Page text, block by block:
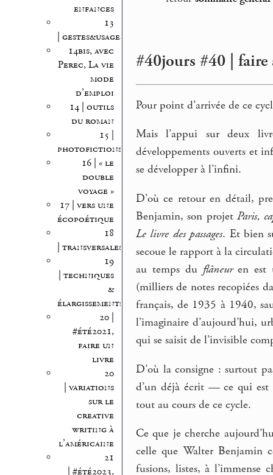
enfances
13
| gestes&usages
14bis, avec
Perec, La vie
mode
d’emploi
14 | outils
du roman
15 |
photofictions
16 | « le
double
voyage »
17 | vers une
écopoétique
18
| transversales
19
| techniques
&
élargissements
20 |
#été2021,
faire un
livre
20
| variations
sur le
creative
writing à
l’américaine
21
| #été2023,
#40jours #40 | faire
Pour point d’arrivée de ce
Mais l’appui sur deux
développements ouverts et
se développer à l’infini.
D’où ce retour en détail,
Benjamin, son projetParis,
Le livre des passages. Et bien
secoue le rapport à la
au temps du flâneuren est
(milliers de notes recopiées
français, de 1935 à 1940,
l’imaginaire d’aujourd’hui,
qui se saisit de l’invisible
D’où la consigne : surtout
d’un déjà écrit — ce qui est
tout au cours de ce cycle.
Ce que je cherche
celle que Walter Benjamin
fusions, listes, à l’immense